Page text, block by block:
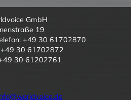
GmbH
19
+49 30 61702870
+49 30 61702872
30 61202761